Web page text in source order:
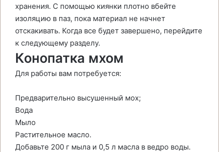
хранения. С помощью киянки плотно вбейте
изоляцию в паз, пока материал не начнет
отскакивать. Когда все будет завершено, перейдите
к следующему разделу.
Конопатка мхом
Для работы вам потребуется:
Предварительно высушенный мох;
Вода
Мыло
Растительное масло.
Добавьте 200 г мыла и 0,5 л масла в ведро воды.